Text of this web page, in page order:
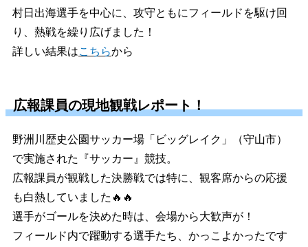
村日出海選手を中心に、攻守ともにフィールドを駆け回
り、熱戦を繰り広げました！
詳しい結果はこちらから
広報課員の現地観戦レポート！
野洲川歴史公園サッカー場「ビッグレイク」（守山市）
で実施された『サッカー』競技。
広報課員が観戦した決勝戦では特に、観客席からの応援
も白熱していました🔥🔥
選手がゴールを決めた時は、会場から大歓声が！
フィールド内で躍動する選手たち、かっこよかったです